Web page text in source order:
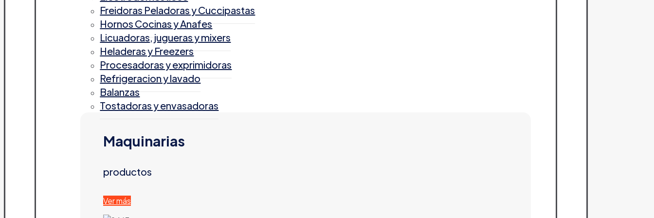
Freidoras Peladoras y Cuccipastas
Hornos Cocinas y Anafes
Licuadoras, jugueras y mixers
Heladeras y Freezers
Procesadoras y exprimidoras
Refrigeracion y lavado
Balanzas
Tostadoras y envasadoras
Maquinarias
productos
Ver más